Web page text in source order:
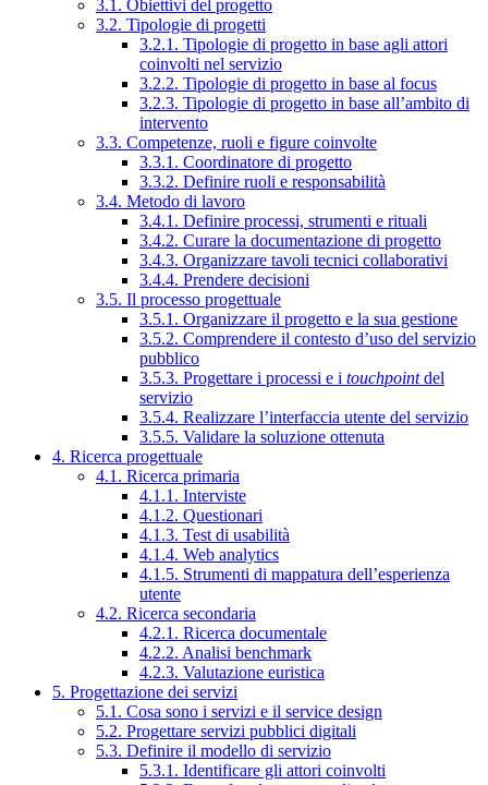
3.1. Obiettivi del progetto
3.2. Tipologie di progetti
3.2.1. Tipologie di progetto in base agli attori
coinvolti nel servizio
3.2.2. Tipologie di progetto in base al focus
3.2.3. Tipologie di progetto in base all’ambito di
intervento
3.3. Competenze, ruoli e figure coinvolte
3.3.1. Coordinatore di progetto
3.3.2. Definire ruoli e responsabilità
3.4. Metodo di lavoro
3.4.1. Definire processi, strumenti e rituali
3.4.2. Curare la documentazione di progetto
3.4.3. Organizzare tavoli tecnici collaborativi
3.4.4. Prendere decisioni
3.5. Il processo progettuale
3.5.1. Organizzare il progetto e la sua gestione
3.5.2. Comprendere il contesto d’uso del servizio
pubblico
3.5.3. Progettare i processi e i touchpointdel
servizio
3.5.4. Realizzare l’interfaccia utente del servizio
3.5.5. Validare la soluzione ottenuta
4. Ricerca progettuale
4.1. Ricerca primaria
4.1.1. Interviste
4.1.2. Questionari
4.1.3. Test di usabilità
4.1.4. Web analytics
4.1.5. Strumenti di mappatura dell’esperienza
utente
4.2. Ricerca secondaria
4.2.1. Ricerca documentale
4.2.2. Analisi benchmark
4.2.3. Valutazione euristica
5. Progettazione dei servizi
5.1. Cosa sono i servizi e il service design
5.2. Progettare servizi pubblici digitali
5.3. Definire il modello di servizio
5.3.1. Identificare gli attori coinvolti